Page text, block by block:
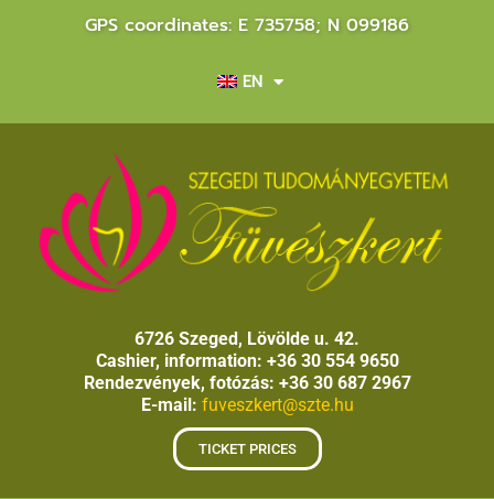
GPS coordinates: E 735758; N 099186
EN
6726 Szeged, Lövölde u. 42.
Cashier, information: +36 30 554 9650
Rendezvények, fotózás: +36 30 687 2967
E-mail: fuveszkert@szte.hu
TICKET PRICES